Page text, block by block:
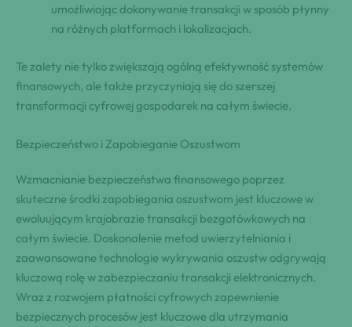
umożliwiając dokonywanie transakcji w sposób płynny
na różnych platformach i lokalizacjach.
Te zalety nie tylko zwiększają ogólną efektywność systemów
finansowych, ale także przyczyniają się do szerszej
transformacji cyfrowej gospodarek na całym świecie.
Bezpieczeństwo i Zapobieganie Oszustwom
Wzmacnianie bezpieczeństwa finansowego poprzez
skuteczne środki zapobiegania oszustwom jest kluczowe w
ewoluującym krajobrazie transakcji bezgotówkowych na
całym świecie. Doskonalenie metod uwierzytelniania i
zaawansowane technologie wykrywania oszustw odgrywają
kluczową rolę w zabezpieczaniu transakcji elektronicznych.
Wraz z rozwojem płatności cyfrowych zapewnienie
bezpiecznych procesów jest kluczowe dla utrzymania